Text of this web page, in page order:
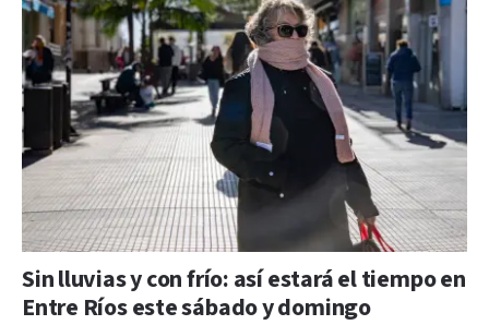
Sin lluvias y con frío: así estará el tiempo en
Entre Ríos este sábado y domingo